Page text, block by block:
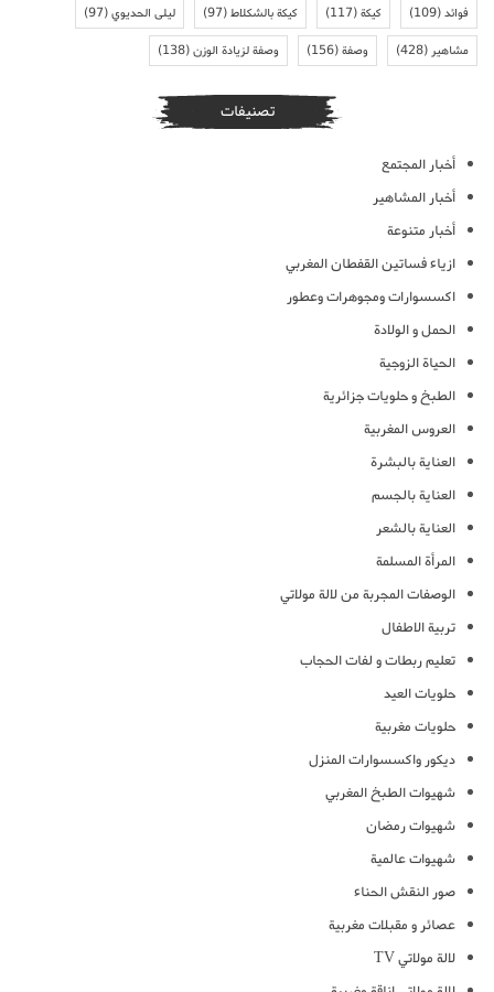
فوائد(109) كيكة(117) كيكة بالشكلاط(97) ليلى الحديوي(97)
مشاهير(428) وصفة(156) وصفة لزيادة الوزن(138)
تصنيفات
أخبار المجتمع
أخبار المشاهير
أخبار متنوعة
ازياء فساتين القفطان المغربي
اكسسوارات ومجوهرات وعطور
الحمل و الولادة
الحياة الزوجية
الطبخ و حلويات جزائرية
العروس المغربية
العناية بالبشرة
العناية بالجسم
العناية بالشعر
المرأة المسلمة
الوصفات المجربة من لالة مولاتي
تربية الاطفال
تعليم ربطات و لفات الحجاب
حلويات العيد
حلويات مغربية
ديكور واكسسوارات المنزل
شهيوات الطبخ المغربي
شهيوات رمضان
شهيوات عالمية
صور النقش الحناء
عصائر و مقبلات مغربية
لالة مولاتي TV